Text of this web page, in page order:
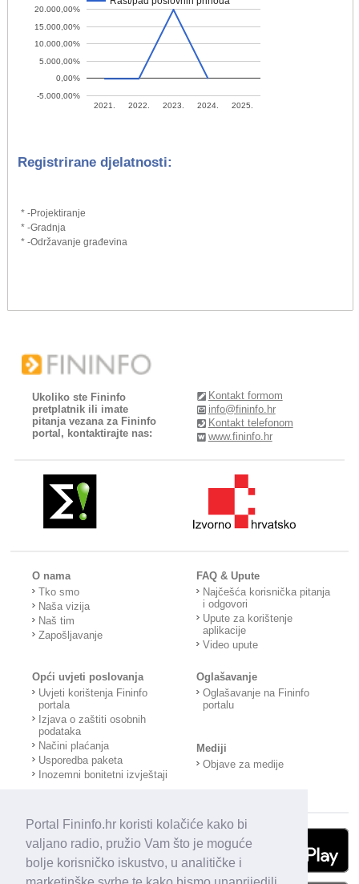
Portal Fininfo.hr koristi kolačiće kako bi
valjano radio, pružio Vam što je moguće
bolje korisničko iskustvo, u analitičke i
2021. 2022. 2023. 2024. 2025.
-5.000,00%
0,00%
5.000,00%
10.000,00%
15.000,00%
20.000,00%
Registrirane djelatnosti:
* -Projektiranje
* -Gradnja
* -Održavanje građevina
Ukoliko ste Fininfo
pretplatnik ili imate
pitanja vezana za Fininfo
portal, kontaktirajte nas:
Kontakt formom
info@fininfo.hr
Kontakt telefonom
www.fininfo.hr
O nama
Tko smo
Naša vizija
Naš tim
Zapošljavanje
FAQ & Upute
Najčešća korisnička pitanja
i odgovori
Upute za korištenje
aplikacije
Video upute
Opći uvjeti poslovanja
Uvjeti korištenja Fininfo
portala
Izjava o zaštiti osobnih
podataka
Načini plaćanja
Usporedba paketa
Inozemni bonitetni izvještaji
Oglašavanje
Oglašavanje na Fininfo
portalu
Mediji
Objave za medije